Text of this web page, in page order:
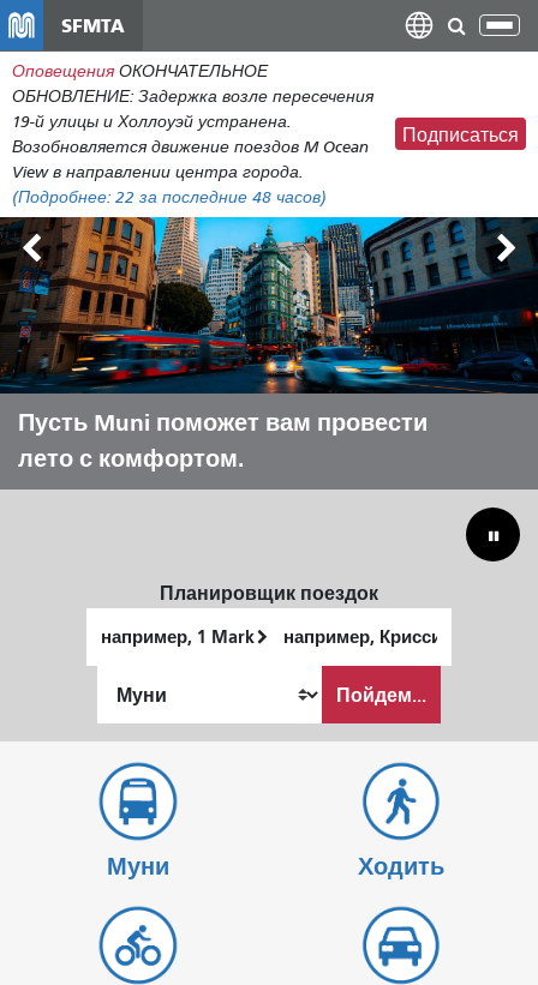
содержанию
SFMTA
Оповещения ОКОНЧАТЕЛЬНОЕ
ОБНОВЛЕНИЕ: Задержка возле пересечения
19-й улицы и Холлоуэй устранена.
Возобновляется движение поездов M Ocean
View в направлении центра города.
(Подробнее: 22 за последние 48 часов)
Подписаться
Внешние земли 7-9 августа
Пусть Muni поможет вам провести
лето с комфортом.
Преодоление бюджетного
дефицита для спасения
муниципальных коммунальных
Планировщик поездок
местоположение
окончания
хочу
путешествовать
Пойдем...
Муни Ходить